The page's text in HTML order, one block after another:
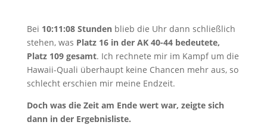
Bei 10:11:08 Stundenblieb die Uhr dann schließlich
stehen, was Platz 16 in der AK 40-44 bedeutete,
Platz 109 gesamt. Ich rechnete mir im Kampf um die
Hawaii-Quali überhaupt keine Chancen mehr aus, so
schlecht erschien mir meine Endzeit.
Doch was die Zeit am Ende wert war, zeigte sich
dann in der Ergebnisliste.